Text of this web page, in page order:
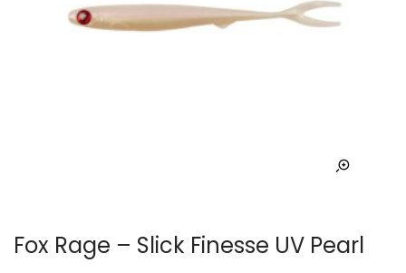
Fox Rage – Slick Finesse UV Pearl